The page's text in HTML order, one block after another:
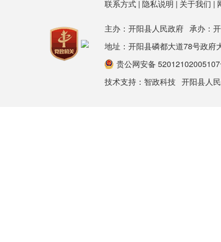
联系方式| 隐私说明 | 关于我们 |
主办：开阳县人民政府 承办：
地址：开阳县磷都大道78号政
贵公网安备
技术支持： 智政科技 开阳县人